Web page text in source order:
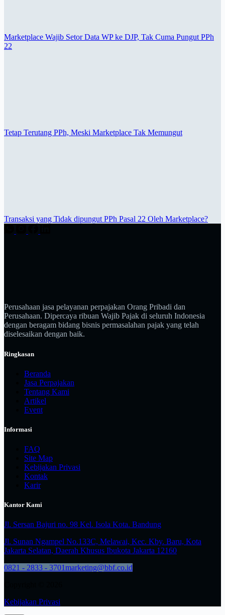
Marketplace Wajib Setor Data WP ke DJP, Tak Cuma Pungut PPh
22
Tetap Terutang PPh, Meski Marketplace Tak Memungut
Transaksi yang Tidak dipungut PPh Pasal 22 Oleh Marketplace?
Perusahaan jasa pelayanan perpajakan Orang Pribadi dan
Perusahaan. Dipercaya ribuan Wajib Pajak di seluruh Indonesia
dengan beragam bidang bisnis permasalahan pajak yang telah
diselesaikan dengan baik.
Ringkasan
Beranda
Jasa Perpajakan
Tentang Kami
Artikel
Event
Informasi
FAQ
Site Map
Kebijakan Privasi
Kontak
Karir
Kantor Kami
Jl. Sersan Bajuri no. 98 Kel. Isola Kota. Bandung
Jl. Sunan Ngampel No.133C, Melawai, Kec. Kby. Baru, Kota
Jakarta Selatan, Daerah Khusus Ibukota Jakarta 12160
0821 - 2833 - 3701marketing@bbf.co.id
Kebijakan Privasi